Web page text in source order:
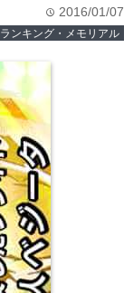
time 2016/01/07
ランキング・メモリアル